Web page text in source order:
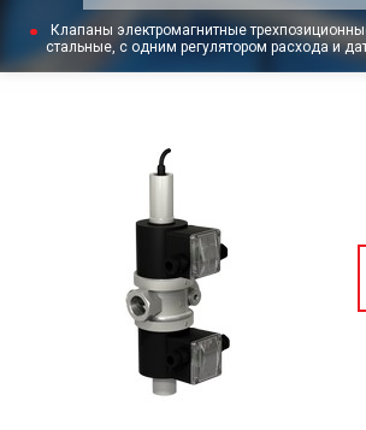
Клапаны электромагнитные
стальные, с одним регулятором расхода и